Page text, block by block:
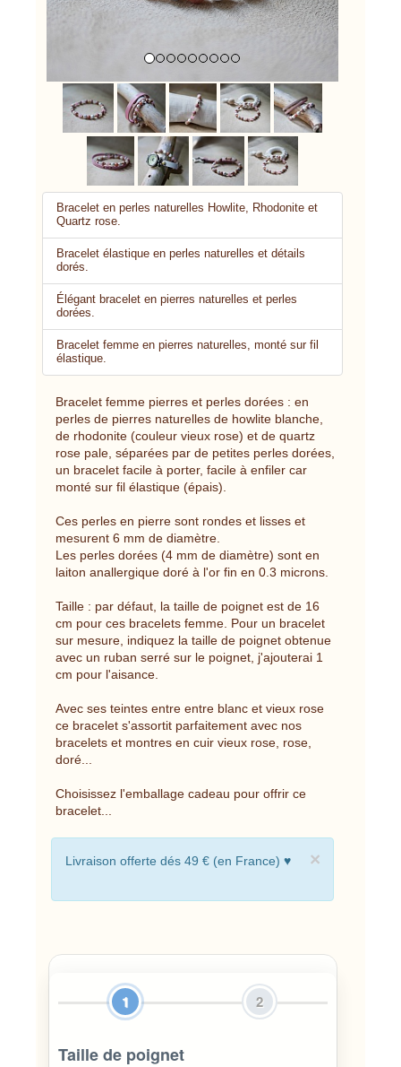
Bracelet en perles naturelles Howlite, Rhodonite et
Quartz rose.
Bracelet élastique en perles naturelles et détails
dorés.
Élégant bracelet en pierres naturelles et perles
dorées.
Bracelet femme en pierres naturelles, monté sur fil
élastique.
Bracelet femme pierres et perles dorées : en
perles de pierres naturelles de howlite blanche,
de rhodonite (couleur vieux rose) et de quartz
rose pale, séparées par de petites perles dorées,
un bracelet facile à porter, facile à enfiler car
monté sur fil élastique (épais).
Ces perles en pierre sont rondes et lisses et
mesurent 6 mm de diamètre.
Les perles dorées (4 mm de diamètre) sont en
laiton anallergique doré à l'or fin en 0.3 microns.
Taille : par défaut, la taille de poignet est de 16
cm pour ces bracelets femme. Pour un bracelet
sur mesure, indiquez la taille de poignet obtenue
avec un ruban serré sur le poignet, j'ajouterai 1
cm pour l'aisance.
Avec ses teintes entre entre blanc et vieux rose
ce bracelet s'assortit parfaitement avec nos
bracelets et montres en cuir vieux rose, rose,
doré...
Choisissez l'emballage cadeau pour offrir ce
bracelet...
×
Livraison offerte dés 49 € (en France) ♥
1 2
Taille de poignet